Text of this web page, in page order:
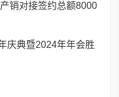
销对接签约总额8000
庆典暨2024年年会胜